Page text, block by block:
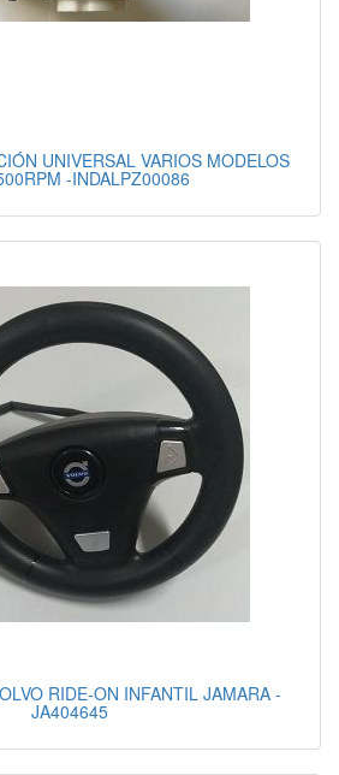
UNIVERSAL VARIOS MODELOS
-INDALPZ00086
RIDE-ON INFANTIL JAMARA -
JA404645